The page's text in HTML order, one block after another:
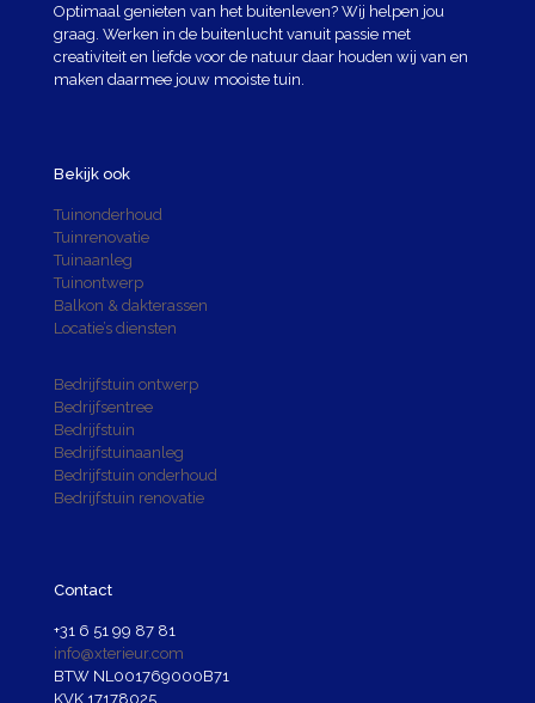
Optimaal genieten van het buitenleven? Wij helpen jou
graag. Werken in de buitenlucht vanuit passie met
creativiteit en liefde voor de natuur daar houden wij van en
maken daarmee jouw mooiste tuin.
Bekijk ook
Tuinonderhoud
Tuinrenovatie
Tuinaanleg
Tuinontwerp
Balkon & dakterassen
Locatie’s diensten
Bedrijfstuin ontwerp
Bedrijfsentree
Bedrijfstuin
Bedrijfstuinaanleg
Bedrijfstuin onderhoud
Bedrijfstuin renovatie
Contact
+31 6 51 99 87 81
info@xterieur.com
BTW NL001769000B71
KVK 17178025